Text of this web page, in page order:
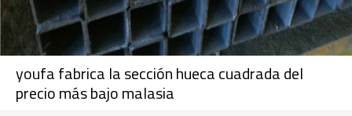
youfa fabrica la sección hueca cuadrada del
precio más bajo malasia